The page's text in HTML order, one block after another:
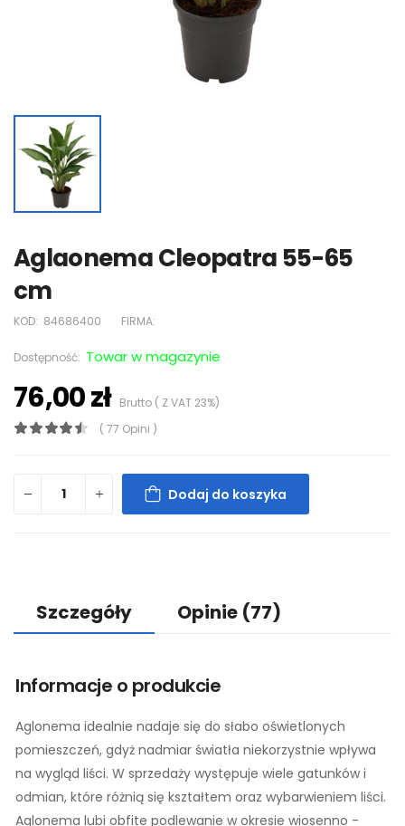
Aglaonema Cleopatra 55-65
cm
KOD: 84686400 FIRMA:
Dostępność: Towar w magazynie
76,00 złBrutto ( Z VAT 23%)
( 77 Opini )
Dodaj do koszyka
Szczegóły Opinie (77)
Informacje o produkcie
Aglonema idealnie nadaje się do słabo oświetlonych
pomieszczeń, gdyż nadmiar światła niekorzystnie wpływa
na wygląd liści. W sprzedaży występuje wiele gatunków i
odmian, które różnią się kształtem oraz wybarwieniem liści.
Aglonema lubi obfite podlewanie w okresie wiosenno -